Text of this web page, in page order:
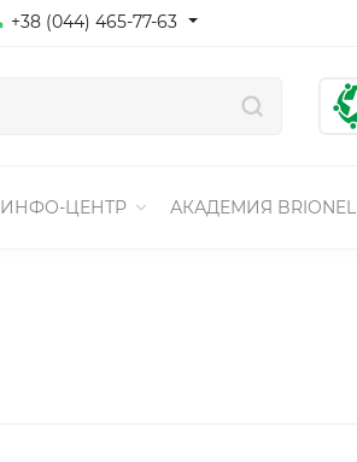
+38 (044) 465-77-63
ИНФО-ЦЕНТР АКАДЕМИЯ BRIONEL